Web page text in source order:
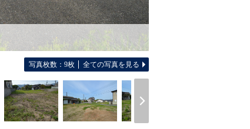
写真枚数：9枚 全ての写真を見る